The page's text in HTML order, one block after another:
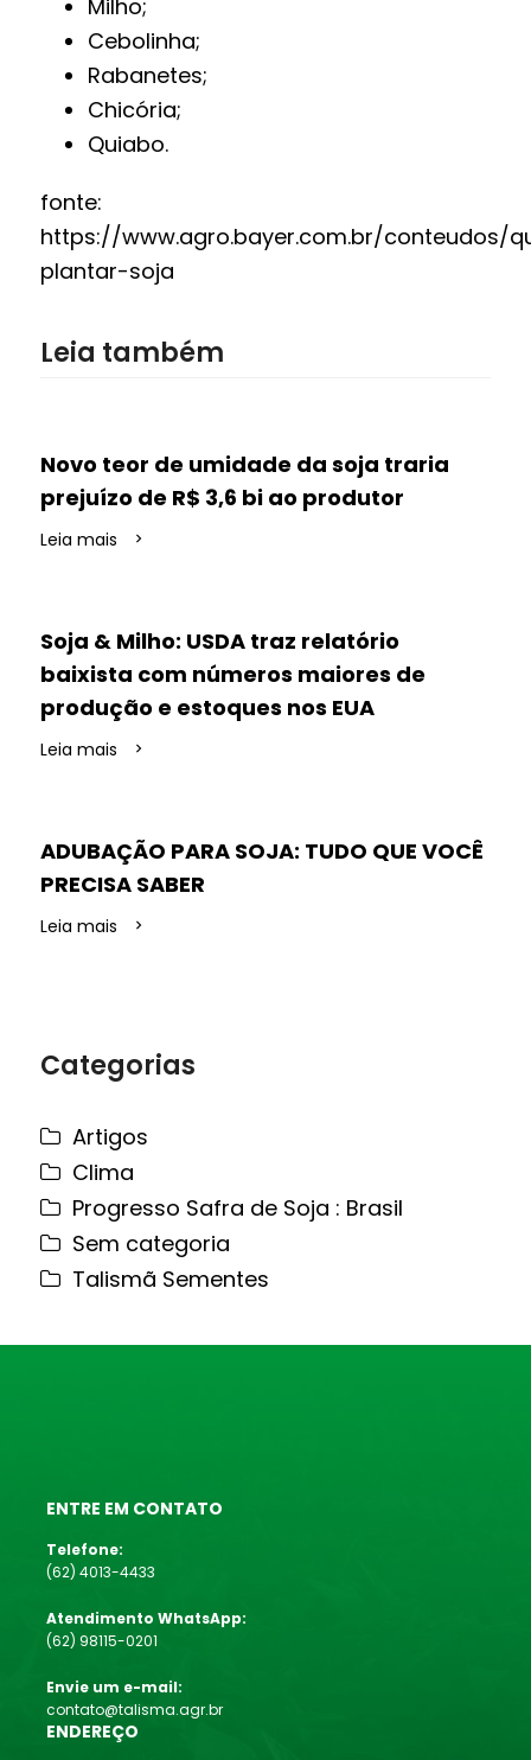
Milho;
Cebolinha;
Rabanetes;
Chicória;
Quiabo.
fonte:
https://www.agro.bayer.com.br/conteudos/
plantar-soja
Leia também
Novo teor de umidade da soja traria
prejuízo de R$ 3,6 bi ao produtor
Leia mais
Soja & Milho: USDA traz relatório
baixista com números maiores de
produção e estoques nos EUA
Leia mais
ADUBAÇÃO PARA SOJA: TUDO QUE VOCÊ
PRECISA SABER
Leia mais
Categorias
Artigos
Clima
Progresso Safra de Soja : Brasil
Sem categoria
Talismã Sementes
ENTRE EM CONTATO
Telefone:
(62) 4013-4433
Atendimento WhatsApp:
(62) 98115-0201
Envie um e-mail:
contato@talisma.agr.br
ENDEREÇO